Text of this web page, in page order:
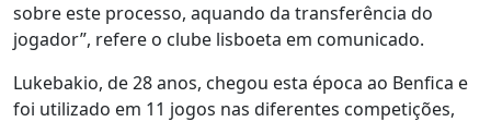
sobre este processo, aquando da transferência do
jogador”, refere o clube lisboeta em comunicado.
Lukebakio, de 28 anos, chegou esta época ao Benfica e
foi utilizado em 11 jogos nas diferentes competições,